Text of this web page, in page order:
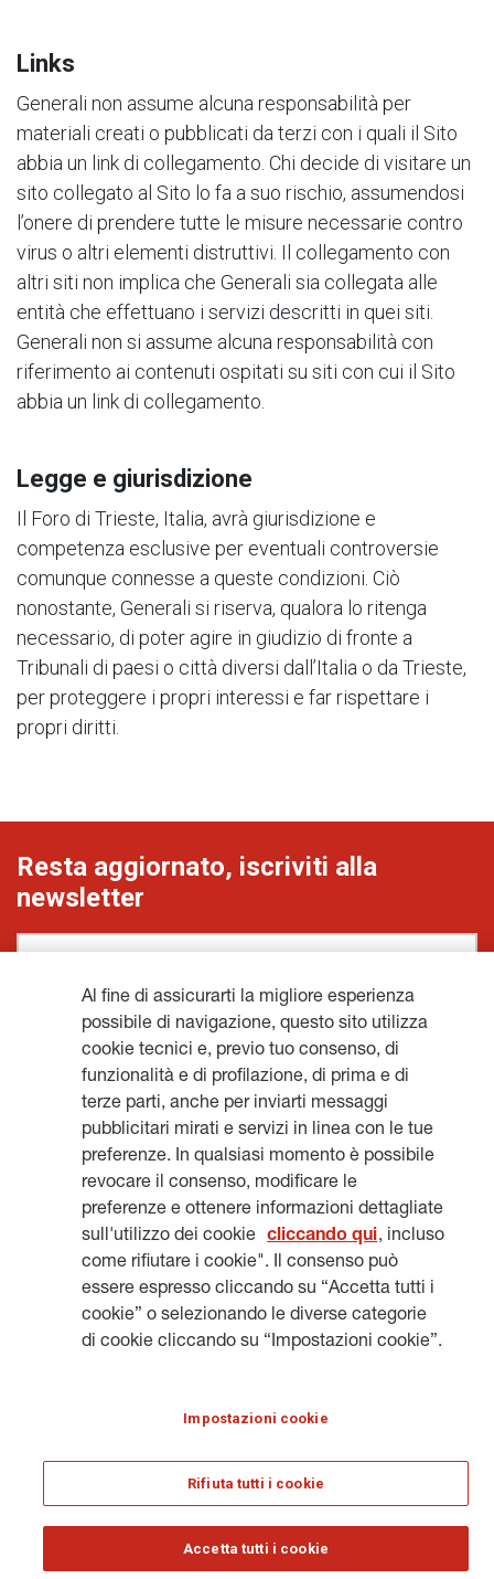
Links
Generali non assume alcuna responsabilità per
materiali creati o pubblicati da terzi con i quali il Sito
abbia un link di collegamento. Chi decide di visitare un
sito collegato al Sito lo fa a suo rischio, assumendosi
l’onere di prendere tutte le misure necessarie contro
virus o altri elementi distruttivi. Il collegamento con
altri siti non implica che Generali sia collegata alle
entità che effettuano i servizi descritti in quei siti.
Generali non si assume alcuna responsabilità con
riferimento ai contenuti ospitati su siti con cui il Sito
abbia un link di collegamento.
Legge e giurisdizione
Il Foro di Trieste, Italia, avrà giurisdizione e
competenza esclusive per eventuali controversie
comunque connesse a queste condizioni. Ciò
nonostante, Generali si riserva, qualora lo ritenga
necessario, di poter agire in giudizio di fronte a
Tribunali di paesi o città diversi dall’Italia o da Trieste,
per proteggere i propri interessi e far rispettare i
propri diritti.
Resta aggiornato, iscriviti alla
newsletter
ISCRIVITI
NOTE LEGALI COOKIES PRIVACY & GDPR GENERALI.COM
HERITAGE@GENERALI.COM
© ASSICURAZIONI GENERALI S.P.A. - VAT 01333550323
Al fine di assicurarti la migliore esperienza
possibile di navigazione, questo sito utilizza
cookie tecnici e, previo tuo consenso, di
funzionalità e di profilazione, di prima e di
terze parti, anche per inviarti messaggi
pubblicitari mirati e servizi in linea con le tue
preferenze. In qualsiasi momento è possibile
revocare il consenso, modificare le
preferenze e ottenere informazioni dettagliate
sull'utilizzo dei cookie
cliccando qui, incluso
come rifiutare i cookie". Il consenso può
essere espresso cliccando su “Accetta tutti i
cookie” o selezionando le diverse categorie
di cookie cliccando su “Impostazioni cookie”.
Impostazioni cookie
Rifiuta tutti i cookie
Accetta tutti i cookie